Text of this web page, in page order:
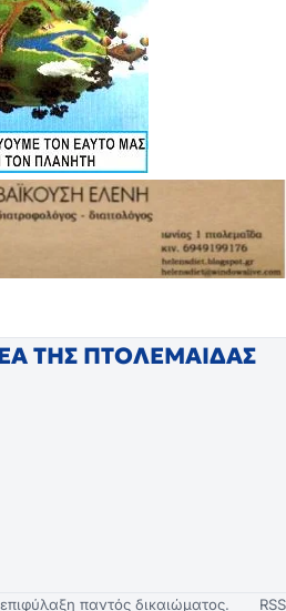
ΤΗΣ ΠΤΟΛΕΜΑΙΔΑΣ
παντός δικαιώματος.
RSS